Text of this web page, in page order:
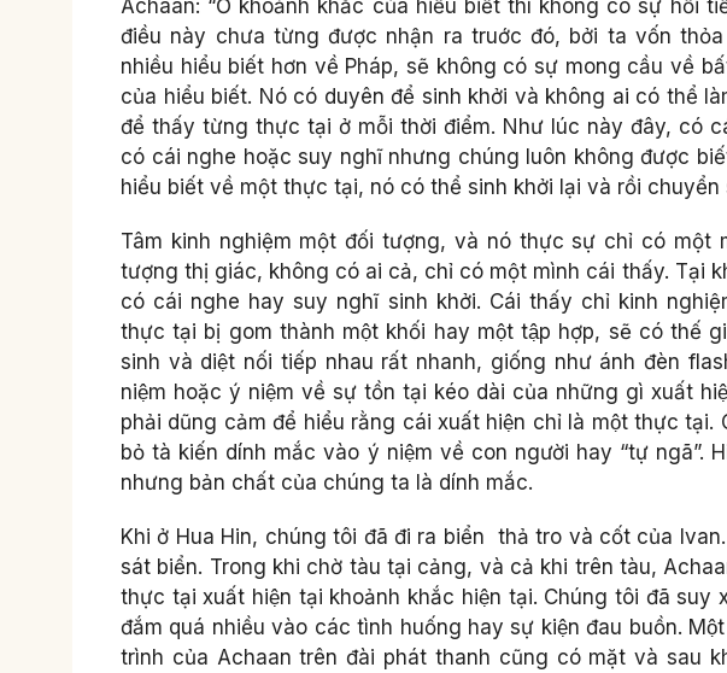
Achaan: “Ở khoảnh khắc của hiểu biết thì không có sự hối
điều này chưa từng được nhận ra truớc đó, bởi ta vốn
nhiều hiểu biết hơn về Pháp, sẽ không có sự mong cầu về
của hiểu biết. Nó có duyên để sinh khởi và không ai có thể
để thấy từng thực tại ở mỗi thời điểm. Như lúc này đây, có
có cái nghe hoặc suy nghĩ nhưng chúng luôn không được
hiểu biết về một thực tại, nó có thể sinh khởi lại và rồi
Tâm kinh nghiệm một đối tượng, và nó thực sự chỉ có một
tượng thị giác, không có ai cả, chỉ có một mình cái thấy. Tại
có cái nghe hay suy nghĩ sinh khởi. Cái thấy chỉ kinh
thực tại bị gom thành một khối hay một tập hợp, sẽ có thế
sinh và diệt nối tiếp nhau rất nhanh, giống như ánh đèn
niệm hoặc ý niệm về sự tồn tại kéo dài của những gì xuất
phải dũng cảm để hiểu rằng cái xuất hiện chỉ là một thực
bỏ tà kiến dính mắc vào ý niệm về con người hay “tự ngã”.
nhưng bản chất của chúng ta là dính mắc.
Khi ở Hua Hin, chúng tôi đã đi ra biển thả tro và cốt của
sát biển. Trong khi chờ tàu tại cảng, và cả khi trên tàu,
thực tại xuất hiện tại khoảnh khắc hiện tại. Chúng tôi đã
đắm quá nhiều vào các tình huống hay sự kiện đau buồn.
trình của Achaan trên đài phát thanh cũng có mặt và sau